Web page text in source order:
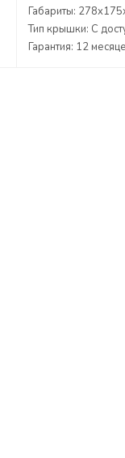
Габариты:
Тип крышки: С
Гарантия: 12